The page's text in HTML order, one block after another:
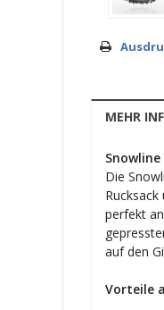
MEHR
Die
perfekt
auf den
Vorteile